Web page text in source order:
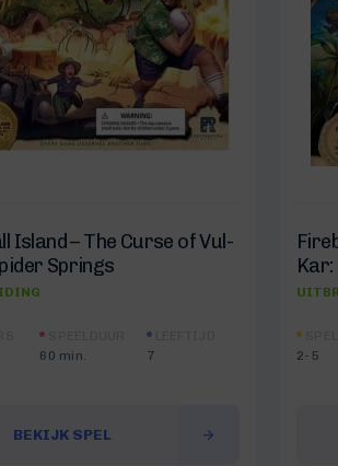
Island – The Curse of Vul-
Springs
60 min.
7
BEKIJK SPEL
2-5